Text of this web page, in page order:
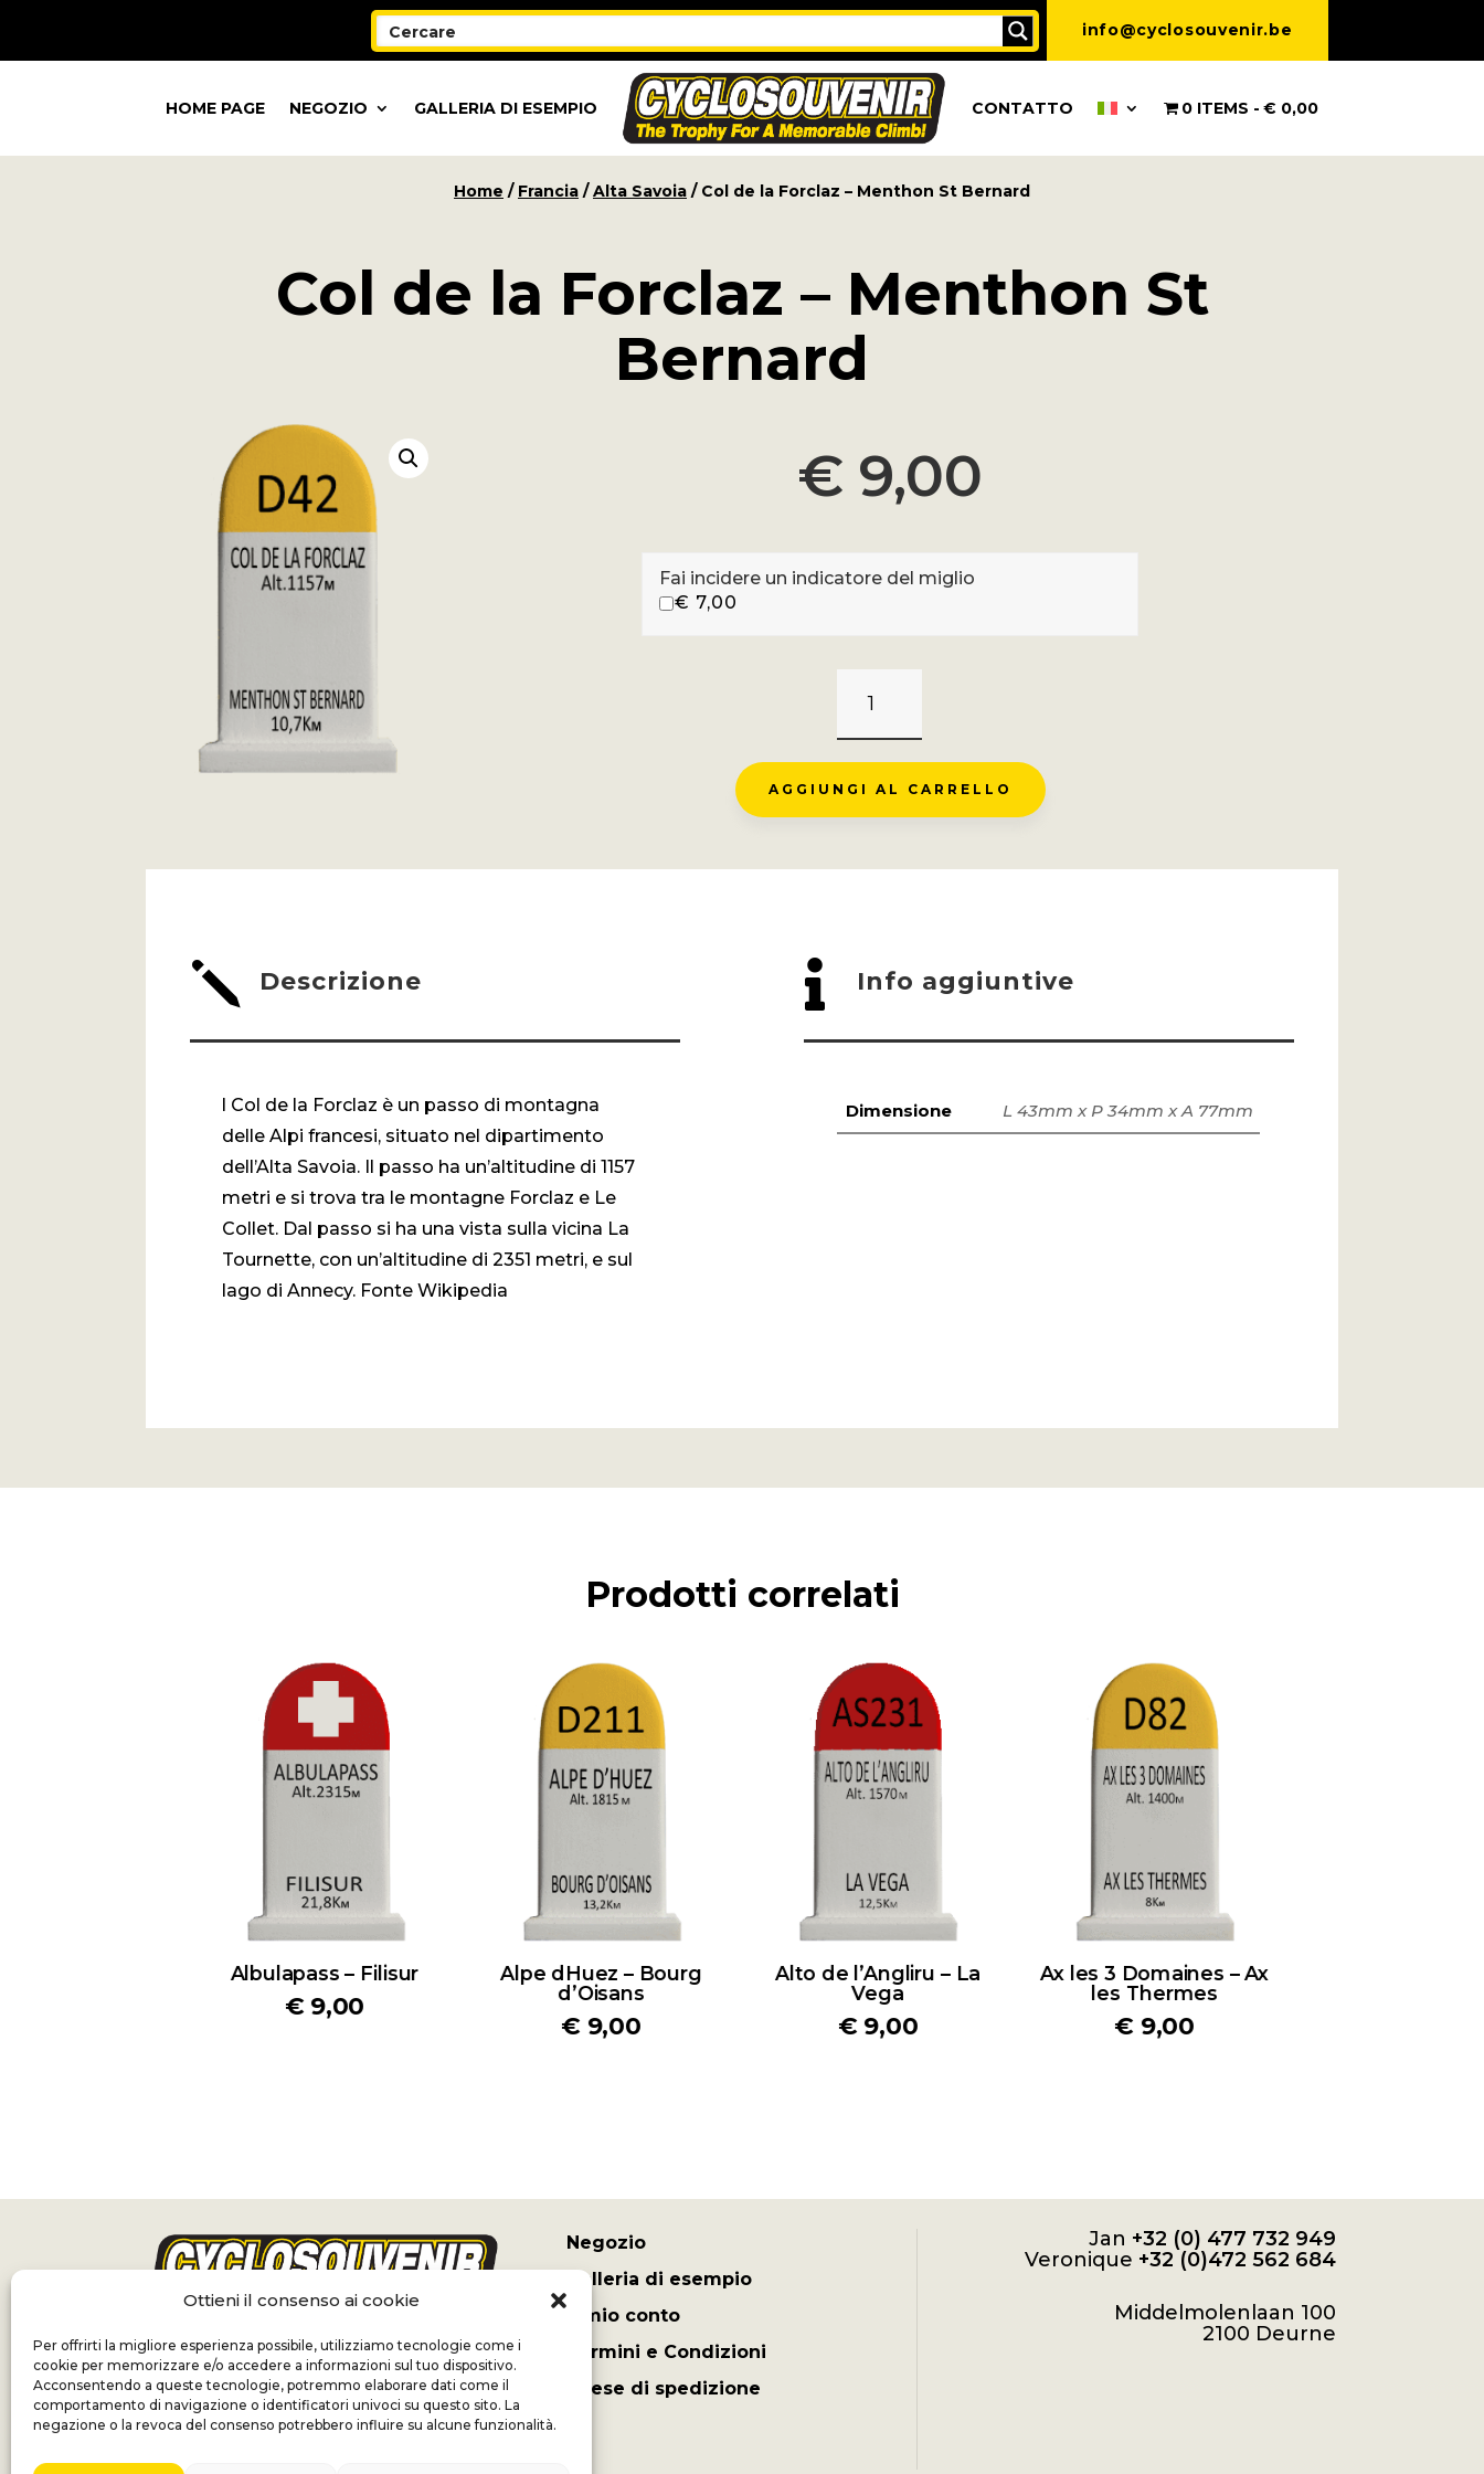
Ottieni il consenso ai cookie
Per offrirti la migliore esperienza possibile, utilizziamo tecnologie come i
cookie per memorizzare e/o accedere a informazioni sul tuo dispositivo.
Acconsentendo a queste tecnologie, potremmo elaborare dati come il
comportamento di navigazione o identificatori univoci su questo sito. La
negazione o la revoca del consenso potrebbero influire su alcune funzionalità.
info@cyclosouvenir.be
HOME PAGE NEGOZIO GALLERIA DI ESEMPIO CONTATTO 0 ITEMS € 0,00
Home / Francia /Alta Savoia / Col de la Forclaz – Menthon St Bernard
Col de la Forclaz – Menthon St
Bernard
€ 9,00
Fai incidere un indicatore del miglio
€ 7,00
LA
ST
AGGIUNGI AL CARRELLO
j Descrizione
l Col de la Forclaz è un passo di montagna
delle Alpi francesi, situato nel dipartimento
dell’Alta Savoia. Il passo ha un’altitudine di 1157
metri e si trova tra le montagne Forclaz e Le
Collet. Dal passo si ha una vista sulla vicina La
Tournette, con un’altitudine di 2351 metri, e sul
lago di Annecy. Fonte Wikipedia
 Info aggiuntive
Dimensione L 43mm x P 34mm x A 77mm
Prodotti correlati
Albulapass – Filisur
€9,00
Alpe dHuez – Bourg
d’Oisans
€ 9,00
Alto de l’Angliru – La
Vega
€9,00
Ax les 3 Domaines – Ax
les Thermes
€ 9,00
Negozio
Galleria di esempio
Il mio conto
Termini e Condizioni
Spese di spedizione
Jan +32 (0) 477 732 949
Veronique +32 (0)472 562 684
Middelmolenlaan 100
2100 Deurne